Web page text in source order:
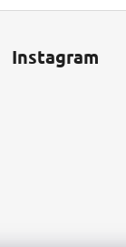
Instagram